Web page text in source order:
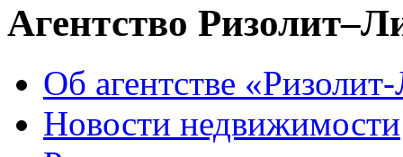
Агентство
Об агентстве
Новости недвижимости